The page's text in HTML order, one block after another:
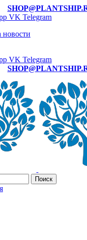
VK Telegram
новости
VK Telegram
Поиск